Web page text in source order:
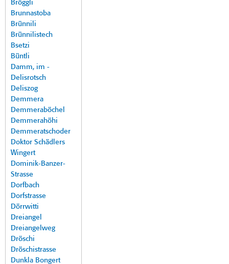
Bröggli
Brunnastoba
Brünnili
Brünnilistech
Bsetzi
Büntli
Damm, im -
Delisrotsch
Deliszog
Demmera
Demmeraböchel
Demmerahöhi
Demmeratschoder
Doktor Schädlers
Wingert
Dominik-Banzer-
Strasse
Dorfbach
Dorfstrasse
Dörrwitti
Dreiangel
Dreiangelweg
Dröschi
Dröschistrasse
Dunkla Bongert